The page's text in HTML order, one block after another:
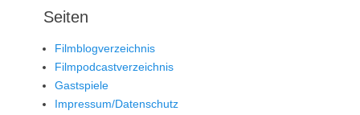
Seiten
Filmblogverzeichnis
Filmpodcastverzeichnis
Gastspiele
Impressum/Datenschutz